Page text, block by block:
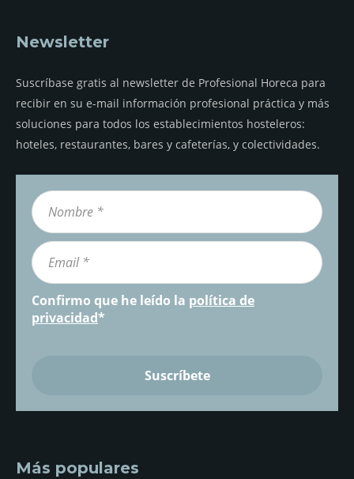
Newsletter
Suscríbase gratis al newsletter de Profesional Horeca para
recibir en su e-mail información profesional práctica y más
soluciones para todos los establecimientos hosteleros:
hoteles, restaurantes, bares y cafeterías, y colectividades.
Confirmo que he leído la política de
privacidad*
Más populares